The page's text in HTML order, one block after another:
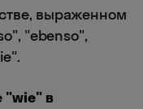
выраженном
"ebenso",
"wie" в